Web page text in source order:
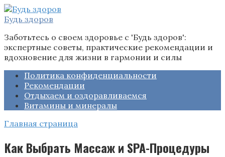
Перейти
к
Будь здоров
Заботьтесь о своем здоровье с 'Будь здоров':
экспертные советы, практические рекомендации и
вдохновение для жизни в гармонии и силы
Политика конфиденциальности
Рекомендации
Отдыхаем и оздоравливаемся
Витамины и минералы
Главная страница
Как Выбрать Массаж и SPA-Процедуры